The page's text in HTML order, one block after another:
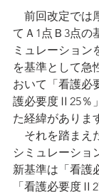
前回改定では
てＡ1点Ｂ3点の
ミュレーション
を基準として急
おいて「看護必
護必要度Ⅱ25％
た経緯がありま
それを踏まえ
シミュレーショ
新基準は「看護
「看護必要度